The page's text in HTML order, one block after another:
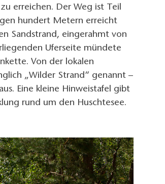
erreichen. Der Weg ist Teil
hundert Metern erreicht
Sandstrand, eingerahmt von
Uferseite mündete
Von der lokalen
„Wilder Strand“ genannt –
Eine kleine Hinweistafel gibt
rund um den Huschtesee.